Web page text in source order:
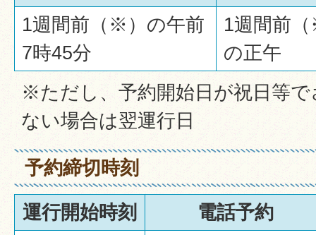
1週間前（※）の午前
7時45分
1週間前
の正午
※ただし、予約開始日が祝日等
ない場合は翌運行日
予約締切時刻
運行開始時刻
電話予約